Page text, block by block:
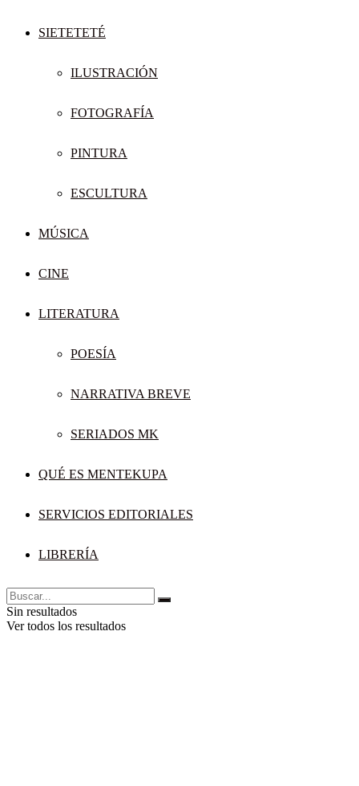
SIETETETÉ
ILUSTRACIÓN
FOTOGRAFÍA
PINTURA
ESCULTURA
MÚSICA
CINE
LITERATURA
POESÍA
NARRATIVA BREVE
SERIADOS MK
QUÉ ES MENTEKUPA
SERVICIOS EDITORIALES
LIBRERÍA
Sin resultados
Ver todos los resultados